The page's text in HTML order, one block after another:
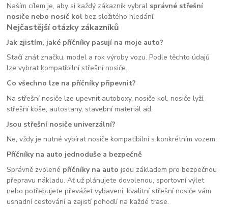
Naším cílem je, aby si každý zákazník vybral správné střešní
nosiče nebo nosič kol bez složitého hledání.
Nejčastější otázky zákazníků
Jak zjistím, jaké příčníky pasují na moje auto?
Stačí znát značku, model a rok výroby vozu. Podle těchto údajů
lze vybrat kompatibilní střešní nosiče.
Co všechno lze na příčníky připevnit?
Na střešní nosiče lze upevnit autoboxy, nosiče kol, nosiče lyží,
střešní koše, autostany, stavební materiál ad.
Jsou střešní nosiče univerzální?
Ne, vždy je nutné vybírat nosiče kompatibilní s konkrétním vozem.
Příčníky na auto jednoduše a bezpečně
Správně zvolené příčníky na auto jsou základem pro bezpečnou
přepravu nákladu. Ať už plánujete dovolenou, sportovní výlet
nebo potřebujete převážet vybavení, kvalitní střešní nosiče vám
usnadní cestování a zajistí pohodlí na každé trase.